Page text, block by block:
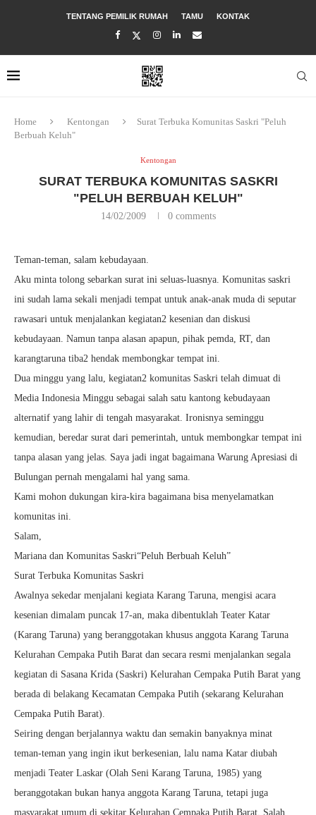
TENTANG PEMILIK RUMAH TAMU KONTAK
Home Kentongan
Surat Terbuka Komunitas Saskri "Peluh
Berbuah Keluh"
Kentongan
SURAT TERBUKA KOMUNITAS SASKRI
"PELUH BERBUAH KELUH"
14/02/2009 0 comments
Teman-teman, salam kebudayaan.
Aku minta tolong sebarkan surat ini seluas-luasnya. Komunitas saskri
ini sudah lama sekali menjadi tempat untuk anak-anak muda di seputar
rawasari untuk menjalankan kegiatan2 kesenian dan diskusi
kebudayaan. Namun tanpa alasan apapun, pihak pemda, RT, dan
karangtaruna tiba2 hendak membongkar tempat ini.
Dua minggu yang lalu, kegiatan2 komunitas Saskri telah dimuat di
Media Indonesia Minggu sebagai salah satu kantong kebudayaan
alternatif yang lahir di tengah masyarakat. Ironisnya seminggu
kemudian, beredar surat dari pemerintah, untuk membongkar tempat ini
tanpa alasan yang jelas. Saya jadi ingat bagaimana Warung Apresiasi di
Bulungan pernah mengalami hal yang sama.
Kami mohon dukungan kira-kira bagaimana bisa menyelamatkan
komunitas ini.
Salam,
Mariana dan Komunitas Saskri“Peluh Berbuah Keluh”
Surat Terbuka Komunitas Saskri
Awalnya sekedar menjalani kegiata Karang Taruna, mengisi acara
kesenian dimalam puncak 17-an, maka dibentuklah Teater Katar
(Karang Taruna) yang beranggotakan khusus anggota Karang Taruna
Kelurahan Cempaka Putih Barat dan secara resmi menjalankan segala
kegiatan di Sasana Krida (Saskri) Kelurahan Cempaka Putih Barat yang
berada di belakang Kecamatan Cempaka Putih (sekarang Kelurahan
Cempaka Putih Barat).
Seiring dengan berjalannya waktu dan semakin banyaknya minat
teman-teman yang ingin ikut berkesenian, lalu nama Katar diubah
menjadi Teater Laskar (Olah Seni Karang Taruna, 1985) yang
beranggotakan bukan hanya anggota Karang Taruna, tetapi juga
masyarakat umum di sekitar Kelurahan Cempaka Putih Barat. Salah